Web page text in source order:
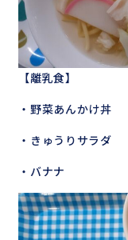
【離乳食】
・野菜あんかけ丼
・きゅうりサラダ
・バナナ